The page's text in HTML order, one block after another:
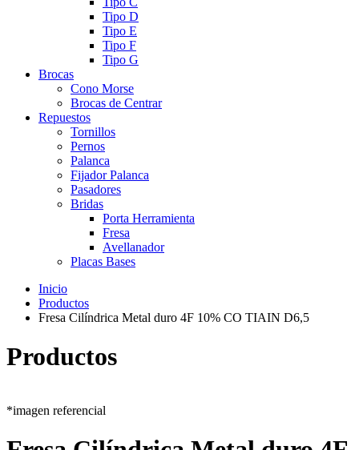
Tipo D
Tipo E
Tipo F
Tipo G
Brocas
Cono Morse
Brocas de Centrar
Repuestos
Tornillos
Pernos
Palanca
Fijador Palanca
Pasadores
Bridas
Porta Herramienta
Fresa
Avellanador
Placas Bases
Inicio
Productos
Fresa Cilíndrica Metal duro 4F 10% CO TIAIN D6,5
Productos
*imagen referencial